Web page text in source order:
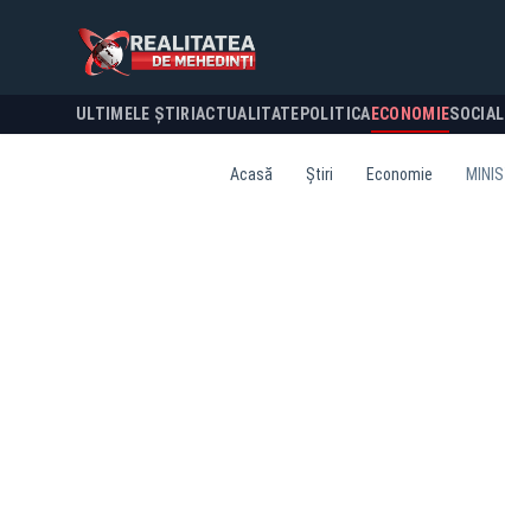
ULTIMELE ȘTIRI ACTUALITATE POLITICA ECONOMIESOCIAL
Acasă Știri Economie